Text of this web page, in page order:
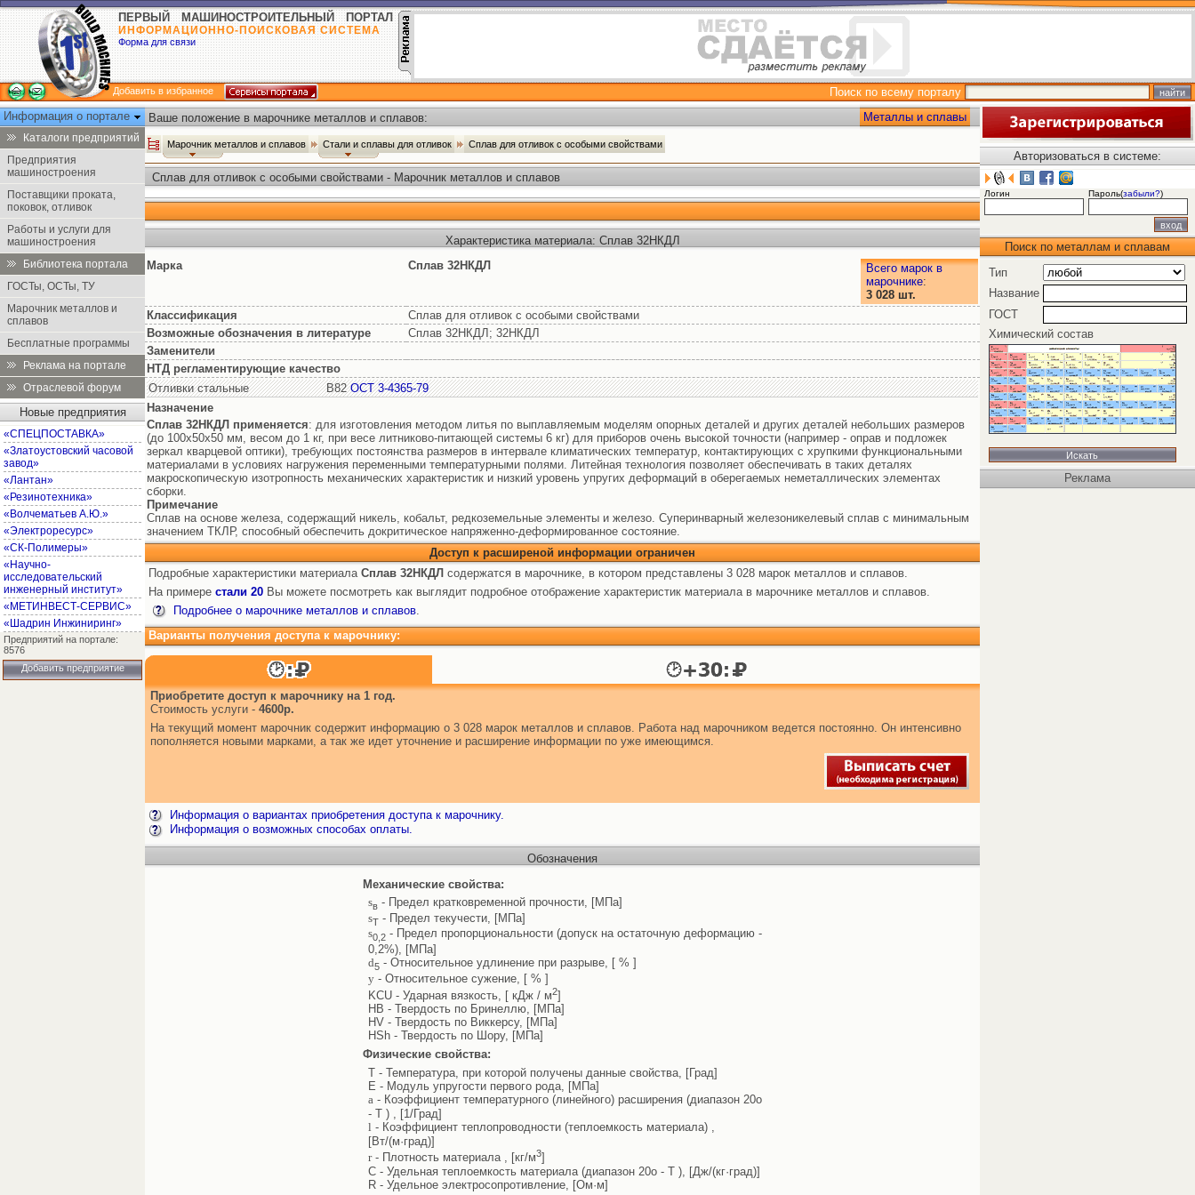
ПЕРВЫЙ МАШИНОСТРОИТЕЛЬНЫЙ ПОРТАЛ
ИНФОРМАЦИОННО-ПОИСКОВАЯ СИСТЕМА
Форма для связи
Добавить в избранное
Поиск по всему порталу
Информация о портале
Каталоги предприятий
Предприятия
машиностроения
Поставщики проката,
поковок, отливок
Работы и услуги для
машиностроения
Библиотека портала
ГОСТы, ОСТы, ТУ
Марочник металлов и
сплавов
Бесплатные программы
Реклама на портале
Отраслевой форум
Новые предприятия
«СПЕЦПОСТАВКА»
«Златоустовский часовой
завод»
«Лантан»
«Резинотехника»
«Волчематьев А.Ю.»
«Электроресурс»
«СК-Полимеры»
«Научно-
исследовательский
инженерный институт»
«МЕТИНВЕСТ-СЕРВИС»
«Шадрин Инжиниринг»
Предприятий на портале:
8576
Добавить предприятие
Ваше положение в марочнике металлов и сплавов: Металлы и сплавы
Марочник металлов и сплавов Стали и сплавы для отливок Сплав для отливок с особыми свойствами
Сплав для отливок с особыми свойствами - Марочник металлов и сплавов
Характеристика материала: Сплав 32НКДЛ
Марка
Сплав 32НКДЛ
Всего марок в
марочнике:
3 028 шт.
Классификация
Сплав для отливок с особыми свойствами
Возможные обозначения в литературе
Сплав 32НКДЛ; 32НКДЛ
Заменители
НТД регламентирующие качество
Отливки стальные
В82 ОСТ 3-4365-79
Назначение
Сплав 32НКДЛ применяется: для изготовления методом литья по выплавляемым моделям опорных деталей и других деталей небольших размеров
(до 100х50х50 мм, весом до 1 кг, при весе литниково-питающей системы 6 кг) для приборов очень высокой точности (например - оправ и подложек
зеркал кварцевой оптики), требующих постоянства размеров в интервале климатических температур, контактирующих с хрупкими функциональными
материалами в условиях нагружения переменными температурными полями. Литейная технология позволяет обеспечивать в таких деталях
макроскопическую изотропность механических характеристик и низкий уровень упругих деформаций в оберегаемых неметаллических элементах
сборки.
Примечание
Сплав на основе железа, содержащий никель, кобальт, редкоземельные элементы и железо. Суперинварный железоникелевый сплав с минимальным
значением ТКЛР, способный обеспечить докритическое напряженно-деформированное состояние.
Доступ к расширеной информации ограничен
Подробные характеристики материала Сплав 32НКДЛ содержатся в марочнике, в котором представлены 3 028 марок металлов и сплавов.
На примере стали 20 Вы можете посмотреть как выглядит подробное отображение характеристик материала в марочнике металлов и сплавов.
Подробнее о марочнике металлов и сплавов.
Варианты получения доступа к марочнику:
Приобретите доступ к марочнику на 1 год.
Стоимость услуги - 4600р.
На текущий момент марочник содержит информацию о 3 028 марок металлов и сплавов. Работа над марочником ведется постоянно. Он интенсивно
пополняется новыми марками, а так же идет уточнение и расширение информации по уже имеющимся.
Информация о вариантах приобретения доступа к марочнику.
Информация о возможных способах оплаты.
Обозначения
Механические свойства:
sв - Предел кратковременной прочности, [МПа]
sТ- Предел текучести, [МПа]
s0,2- Предел пропорциональности (допуск на остаточную деформацию -
0,2%), [МПа]
d5- Относительное удлинение при разрыве, [ % ]
y- Относительное сужение, [ % ]
KCU - Ударная вязкость, [ кДж / м2]
HB - Твердость по Бринеллю, [МПа]
HV - Твердость по Виккерсу, [МПа]
HSh - Твердость по Шору, [МПа]
Физические свойства:
T - Температура, при которой получены данные свойства, [Град]
E - Модуль упругости первого рода, [МПа]
a- Коэффициент температурного (линейного) расширения (диапазон 20o
- T ) , [1/Град]
l - Коэффициент теплопроводности (теплоемкость материала) ,
[Вт/(м·град)]
r- Плотность материала , [кг/м3]
C - Удельная теплоемкость материала (диапазон 20o - T ), [Дж/(кг·град)]
R - Удельное электросопротивление, [Ом·м]
Авторизоваться в системе:
Логин Пароль(забыли?)
Поиск по металлам и сплавам
Тип
Название
ГОСТ
Химический состав
Реклама